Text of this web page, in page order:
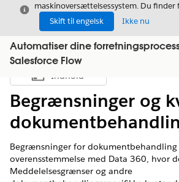
Lukmaskinoversættelsessystem. Du finder
Skift til engelsk
Ikke nu
Automatiser dine
Salesforce Flow
Vis indholdsfortegnelse
Indhold
Begrænsninger og
Begrænsninger for
overensstemmelse med Data 360, hvor
Meddelelsesgrænser og andre